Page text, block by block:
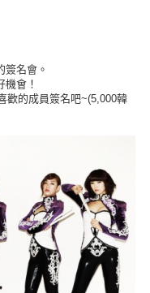
簽名會。
會！
歡的成員簽名吧~(5,000韓